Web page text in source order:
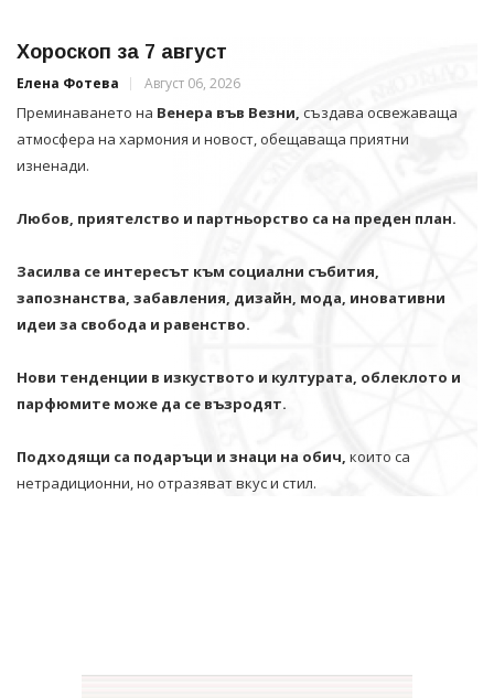
Хороскоп за 7 август
Елена Фотева Август 06, 2026
Преминаването на Венера във Везни, създава освежаваща
атмосфера на хармония и новост, обещаваща приятни
изненади.
Любов, приятелство и партньорство са на преден план.
Засилва се интересът към социални събития,
запознанства, забавления, дизайн, мода, иновативни
идеи за свобода и равенство.
Нови тенденции в изкуството и културата, облеклото и
парфюмите може да се възродят.
Подходящи са подаръци и знаци на обич, които са
нетрадиционни, но отразяват вкус и стил.